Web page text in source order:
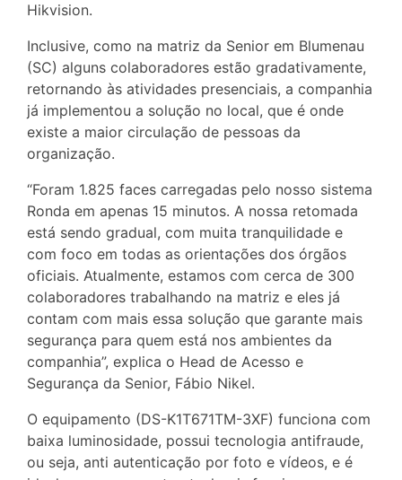
Hikvision.
Inclusive, como na matriz da Senior em Blumenau
(SC) alguns colaboradores estão gradativamente,
retornando às atividades presenciais, a companhia
já implementou a solução no local, que é onde
existe a maior circulação de pessoas da
organização.
“Foram 1.825 faces carregadas pelo nosso sistema
Ronda em apenas 15 minutos. A nossa retomada
está sendo gradual, com muita tranquilidade e
com foco em todas as orientações dos órgãos
oficiais. Atualmente, estamos com cerca de 300
colaboradores trabalhando na matriz e eles já
contam com mais essa solução que garante mais
segurança para quem está nos ambientes da
companhia”, explica o Head de Acesso e
Segurança da Senior, Fábio Nikel.
O equipamento (DS-K1T671TM-3XF) funciona com
baixa luminosidade, possui tecnologia antifraude,
ou seja, anti autenticação por foto e vídeos, e é